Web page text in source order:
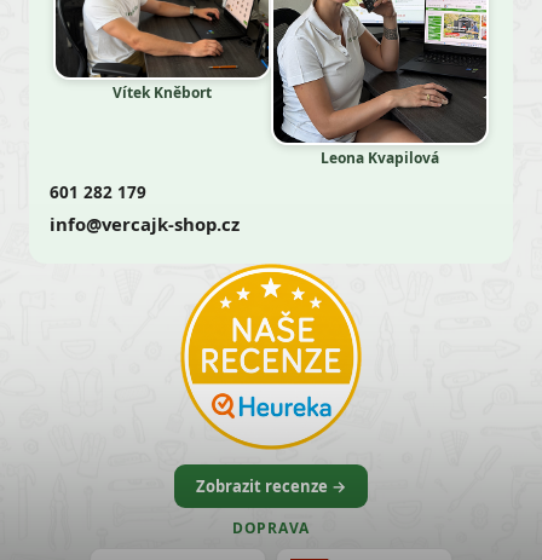
Vítek Kněbort
Leona Kvapilová
601 282 179
info@vercajk-shop.cz
Zobrazit recenze →
DOPRAVA